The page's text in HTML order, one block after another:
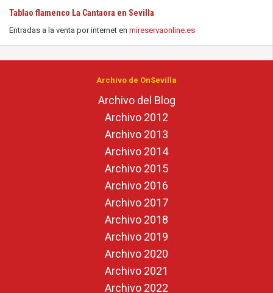
Tablao flamenco La Cantaora en Sevilla
Entradas a la venta por internet en mireservaonline.es
Archivo de OnSevilla
Archivo del Blog
Archivo 2012
Archivo 2013
Archivo 2014
Archivo 2015
Archivo 2016
Archivo 2017
Archivo 2018
Archivo 2019
Archivo 2020
Archivo 2021
Archivo 2022